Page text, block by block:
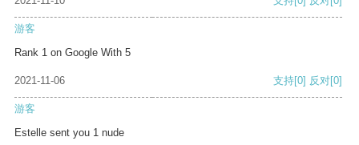
游客
Rank 1 on Google With 5
2021-11-06 支持[0] 反对[0]
游客
Estelle sent you 1 nude